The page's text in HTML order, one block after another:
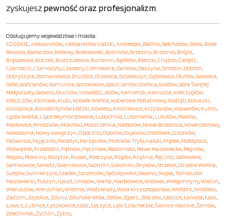
zyskujeszpewność oraz profesjonalizm
Obsługujemy województwa i miasta:
ŁÓDZKIE,Aleksandrów,Aleksandrów Łódzki,Andrespol, Bedlno, Bełchatów, Biała, Biała
Rawska, Białaczów, Bielawy, Bolesławiec, Bolimów, Brzeziny, Brzeźnio, Brójce,
Brąszewice, Buczek, Budziszewice, Burzenin, Będków, Błaszki,Chąśno,Cielądz,
Czarnocin,Czarnożyły,Czastary,Czerniewice, Dalików, Daszyna, Dmosin, Dobroń,
Dobryszyce, Domaniewice, Drużbice, Drzewica, Działoszyn, Dąbrowice, Dłutów,Galewice,
Gidle,Godzianów,Gomunice,Gorzkowice,Goszczanów,Grabica,Grabów,Góra Świętej
Małgorzaty,Głowno,Głuchów, Inowłódz,Jeżów, Kamieńsk, Kiernozia, Kiełczygłów,
Kleszczów, Klonowa, Kluki, Kobiele Wielkie, Kocierzew Południowy, Kodrąb, Koluszki,
Konopnica, Konstantynów Łódzki, Kowiesy, Krośniewice, Krzyżanów, Ksawerów, Kutno,
Lgota Wielka, Lipce Reymontowskie, Lubochnia, Lutomiersk, Lututów, Maków,
Masłowice, Mniszków, Mokrsko, Moszczenica, Nieborów, Nowa Brzeźnica, Nowe Ostrowy,
Nowosolna, Nowy Kawęczyn,Opoczno,Oporów,Osjaków,Ostrówek,Ozorków,
Pabianice, Pajęczno, Paradyż, Parzęczew, Piotrków Trybunalski, Piątek, Poddębice,
Poświętne, Przedbórz, Pątnów, Pęczniew, Radomsko, Rawa Mazowiecka, Regnów,
Rogów, Rokiciny, Rozprza, Rusiec, Rzeczyca, Rzgów, Rząśnia, Ręczno,Sadkowice,
Siemkowice,Sieradz,Skierniewice,Skomlin,Sokolniki,Stryków,Strzelce,Strzelce Wielkie,
Sulejów,Sulmierzyce,Szadek,Szczerców,Sędziejowice,Sławno,Słupia,Tomaszów
Mazowiecki,Tuszyn, Ujazd, Uniejów,Warta,Wartkowice,Widawa,Wielgomłyny,Wieluń,
Wieruszów,Wierzchlas,Witonia,Wodzierady,Wola Krzysztoporska,Wolbórz,Wróblew,
Zadzim, Zapolice, Zduny, Zduńska Wola, Zelów, Zgierz, Złoczew,Ładzice,Łanięta,Łask,
Łowicz,Łubnice,Łyszkowice,Łódź,Łęczyca,Łęki Szlacheckie,Świnice Warckie,Żarnów,
Żelechlinek,Żychlin,Żytno.